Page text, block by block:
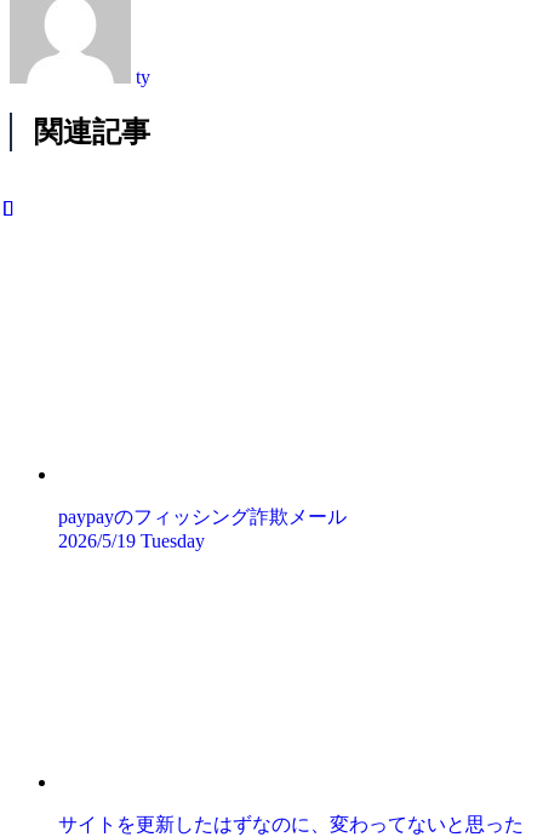
ty
関連記事
paypayのフィッシング詐欺メール
2026/5/19 Tuesday
サイトを更新したはずなのに、変わってないと思った